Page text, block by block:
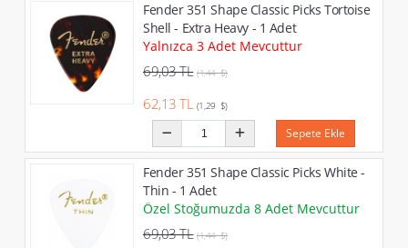
Fender 351 Shape Classic Picks Tortoise
Shell - Extra Heavy - 1 Adet
Yalnızca 3 Adet Mevcuttur
69,03 TL (1,44 $)
62,13 TL (1,29 $)
Sepete Ekle
Fender 351 Shape Classic Picks White -
Thin - 1 Adet
Özel Stoğumuzda 8 Adet Mevcuttur
69,03 TL (1,44 $)